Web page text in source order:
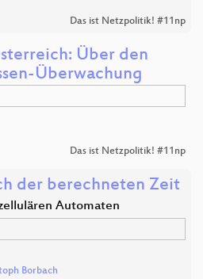
Das ist Netzpolitik! #11np
Über den
Überwachung
Das ist Netzpolitik! #11np
der berechneten Zeit
Automaten
Borbach